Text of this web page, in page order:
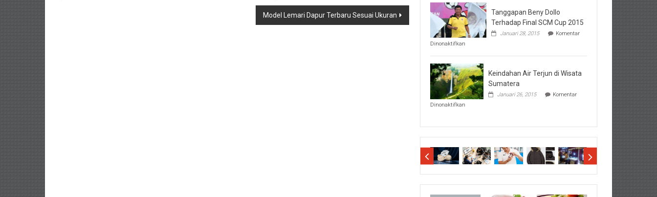
Model Lemari Dapur Terbaru Sesuai Ukuran
Hal
Penting
Sebelum
Lihat
Hasil
Tanggapan Beny Dollo
Terhadap Final SCM Cup 2015
Januari 28, 2015
Komentar
Dinonaktifkan
Beny
Dollo
Terhadap
Final
SCM
Cup
Keindahan Air Terjun di Wisata
Sumatera
Januari 26, 2015
Komentar
Dinonaktifkan
Terjun
Sumatera